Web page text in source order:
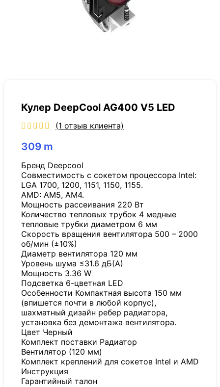
Кулер DeepCool AG400 V5 LED
(1 отзыв клиента)
309 m
Бренд Deepcool
Совместимость с сокетом процессора Intel:
LGA 1700, 1200, 1151, 1150, 1155.
AMD: AM5, AM4.
Мощность рассеивания 220 Вт
Количество тепловых трубок 4 медные
тепловые трубки диаметром 6 мм
Скорость вращения вентилятора 500 – 2000
об/мин (±10%)
Диаметр вентилятора 120 мм
Уровень шума ≤31.6 дБ(А)
Мощность 3.36 W
Подсветка 6-цветная LED
Особенности Компактная высота 150 мм
(впишется почти в любой корпус),
шахматный дизайн ребер радиатора,
установка без демонтажа вентилятора.
Цвет Черный
Комплект поставки Радиатор
Вентилятор (120 мм)
Комплект креплений для сокетов Intel и AMD
Инструкция
Гарантийный талон